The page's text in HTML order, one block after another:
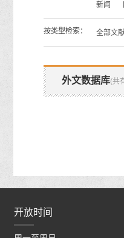
新闻
按类型检索： 全部文
外文数据库(共
开放时间